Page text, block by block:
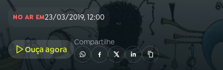
01INÍCIO
02A RÁDIO
NO AR EM23/03/2019, 12:00
Ouça agora
Compartilhe